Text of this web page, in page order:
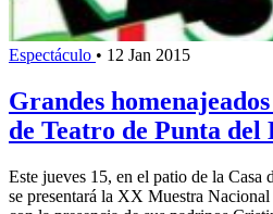
Espectáculo • 12 Jan 2015
Grandes
de Teatro de Punta del
Este jueves 15, en el patio de la Casa
se presentará la XX Muestra